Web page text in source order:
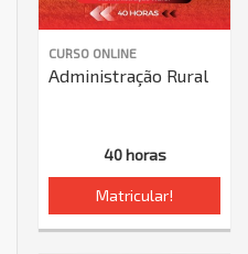
CURSO ONLINE
Administração Rural
40 horas
Matricular!